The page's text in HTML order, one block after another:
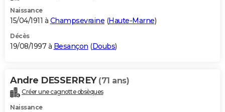
Naissance
15/04/1911 à Champsevraine (Haute-Marne)
Décès
19/08/1997 à Besançon (Doubs)
Andre DESSERREY (71 ans)
Créer une cagnotte obsèques
Naissance